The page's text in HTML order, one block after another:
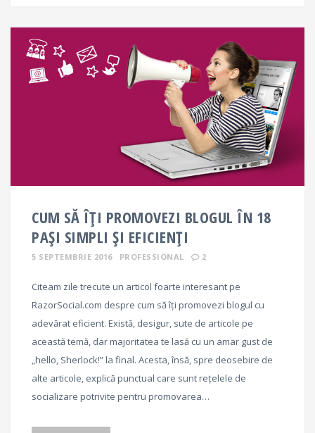
CUM SĂ ÎȚI PROMOVEZI BLOGUL ÎN 18
PAȘI SIMPLI ȘI EFICIENȚI
5 SEPTEMBRIE 2016 PROFESSIONAL 2
Citeam zile trecute un articol foarte interesant pe
RazorSocial.com despre cum să îți promovezi blogul cu
adevărat eficient. Există, desigur, sute de articole pe
această temă, dar majoritatea te lasă cu un amar gust de
„hello, Sherlock!” la final. Acesta, însă, spre deosebire de
alte articole, explică punctual care sunt rețelele de
socializare potrivite pentru promovarea…